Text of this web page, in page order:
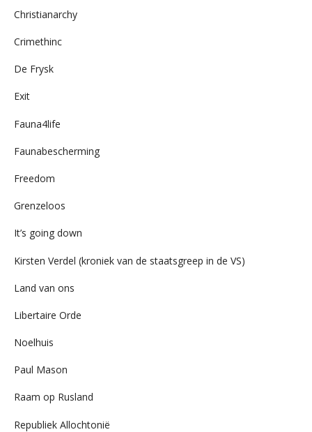
Christianarchy
Crimethinc
De Frysk
Exit
Fauna4life
Faunabescherming
Freedom
Grenzeloos
It’s going down
Kirsten Verdel (kroniek van de staatsgreep in de VS)
Land van ons
Libertaire Orde
Noelhuis
Paul Mason
Raam op Rusland
Republiek Allochtonië